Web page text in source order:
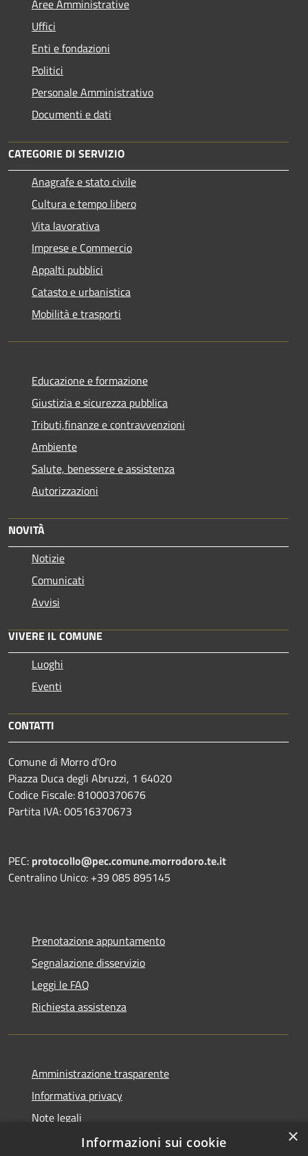
Aree Amministrative
Uffici
Enti e fondazioni
Politici
Personale Amministrativo
Documenti e dati
CATEGORIE DI SERVIZIO
Anagrafe e stato civile
Cultura e tempo libero
Vita lavorativa
Imprese e Commercio
Appalti pubblici
Catasto e urbanistica
Mobilità e trasporti
Educazione e formazione
Giustizia e sicurezza pubblica
Tributi,finanze e contravvenzioni
Ambiente
Salute, benessere e assistenza
Autorizzazioni
NOVITÀ
Notizie
Comunicati
Avvisi
VIVERE IL COMUNE
Luoghi
Eventi
CONTATTI
Comune di Morro d'Oro
Piazza Duca degli Abruzzi, 1 64020
Codice Fiscale: 81000370676
Partita IVA: 00516370673
PEC: protocollo@pec.comune.morrodoro.te.it
Centralino Unico: +39 085 895145
Prenotazione appuntamento
Segnalazione disservizio
Leggi le FAQ
Richiesta assistenza
Amministrazione trasparente
Informativa privacy
Note legali
Dichiarazione di accessibilità
×
Informazioni sui cookie